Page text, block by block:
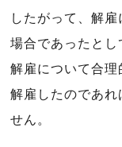
したがって、解
場合であったと
解雇について合
解雇したのであれ
せん。